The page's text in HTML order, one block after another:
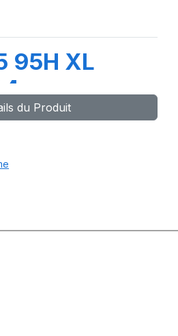
95H XL
4
du Produit